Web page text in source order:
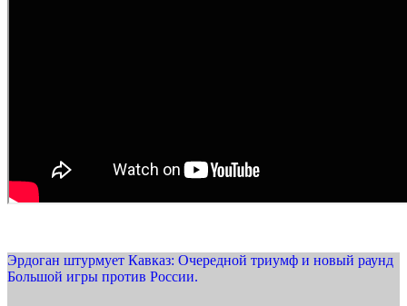
Эрдоган штурмует Кавказ: Очередной триумф и новый раунд
Большой игры против России.